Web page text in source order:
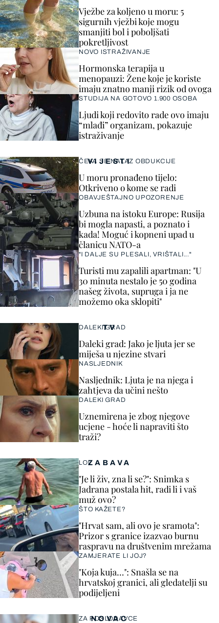
VIJESTI
ČEKA SE NALAZ OBDUKCIJE
U moru pronađeno tijelo:
Otkriveno o kome se radi
OBAVJEŠTAJNO UPOZORENJE
Uzbuna na istoku Europe: Rusija
bi mogla napasti, a poznato i
kada! Moguć i kopneni upad u
članicu NATO-a
"I DALJE SU PLESALI, VRIŠTALI..."
Turisti mu zapalili apartman: "U
30 minuta nestalo je 50 godina
našeg života, supruga i ja ne
možemo oka sklopiti"
Vježbe za koljeno u moru: 5
sigurnih vježbi koje mogu
smanjiti bol i poboljšati
pokretljivost
NOVO ISTRAŽIVANJE
Hormonska terapija u
menopauzi: Žene koje je koriste
imaju znatno manji rizik od ovoga
STUDIJA NA GOTOVO 1.900 OSOBA
Ljudi koji redovito rade ovo imaju
“mlađi” organizam, pokazuje
istraživanje
ZABAVA
LOL
"Je li živ, zna li se?": Snimka s
Jadrana postala hit, radi li i vaš
muž ovo?
ŠTO KAŽETE?
"Hrvat sam, ali ovo je sramota":
Prizor s granice izazvao burnu
raspravu na društvenim mrežama
ZAMJERATE LI JOJ?
"Koja kuja…": Snašla se na
hrvatskoj granici, ali gledatelji su
podijeljeni
TV
DALEKI GRAD
Daleki grad: Jako je ljuta jer se
miješa u njezine stvari
NASLJEDNIK
Nasljednik: Ljuta je na njega i
zahtjeva da učini nešto
DALEKI GRAD
Uznemirena je zbog njegove
ucjene - hoće li napraviti što
traži?
NOVAC
ZA POSLODAVCE